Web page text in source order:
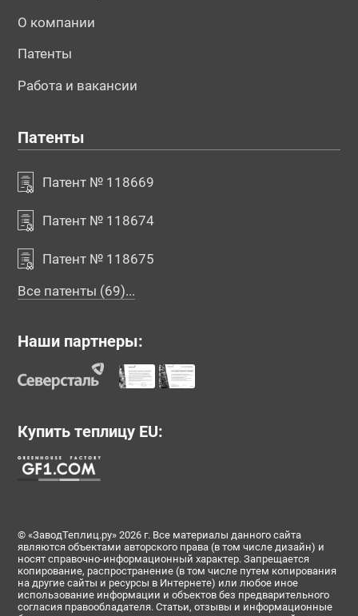
О компании
Патенты
Работа и вакансии
Патенты
Патент № 118669
Патент № 118674
Патент № 118675
Все патенты (69)...
Наши партнеры:
Купить теплицу EU:
© «ЗаводТеплиц.ру» 2026 г. Все материалы данного сайта
являются объектами авторского права (в том числе дизайн) и
носят справочно-информационный характер. Запрещается
копирование, распространение (в том числе путем копирования
на другие сайты и ресурсы в Интернете) или любое иное
использование информации и объектов без предварительного
согласия правообладателя. Статьи, отзывы и информационные